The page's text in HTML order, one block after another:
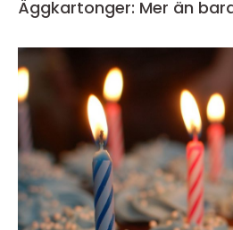
Äggkartonger: Mer än